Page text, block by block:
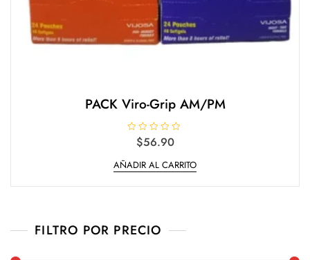
PACK Viro-Grip AM/PM
o
r
d
d
$56.90
AÑADIR AL CARRITO
FILTRO POR PRECIO